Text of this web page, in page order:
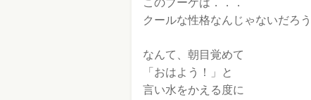
このブーケは．．．
クールな性格なんじゃないだろ
なんて、朝目覚めて
「おはよう！」と
言い水をかえる度に